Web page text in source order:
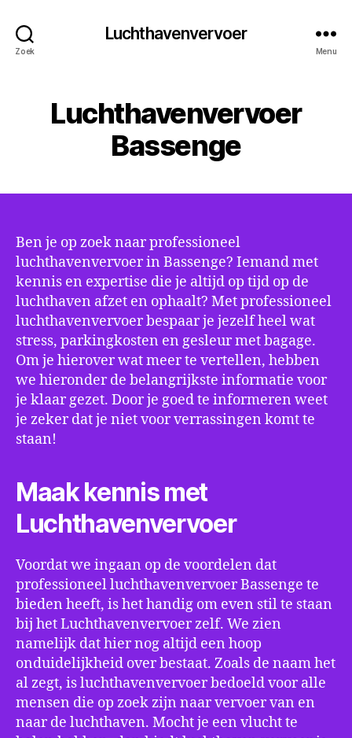
Zoek
Luchthavenvervoer
Menu
Luchthavenvervoer
Bassenge
Ben je op zoek naar professioneel
luchthavenvervoer in Bassenge? Iemand met
kennis en expertise die je altijd op tijd op de
luchthaven afzet en ophaalt? Met professioneel
luchthavenvervoer bespaar je jezelf heel wat
stress, parkingkosten en gesleur met bagage.
Om je hierover wat meer te vertellen, hebben
we hieronder de belangrijkste informatie voor
je klaar gezet. Door je goed te informeren weet
je zeker dat je niet voor verrassingen komt te
staan!
Maak kennis met
Luchthavenvervoer
Voordat we ingaan op de voordelen dat
professioneel luchthavenvervoer Bassenge te
bieden heeft, is het handig om even stil te staan
bij het Luchthavenvervoer zelf. We zien
namelijk dat hier nog altijd een hoop
onduidelijkheid over bestaat. Zoals de naam het
al zegt, is luchthavenvervoer bedoeld voor alle
mensen die op zoek zijn naar vervoer van en
naar de luchthaven. Mocht je een vlucht te